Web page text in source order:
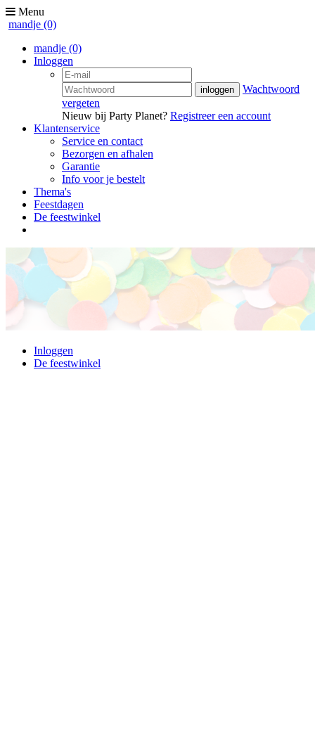
Menu
mandje (0)
mandje (0)
Inloggen
Wachtwoord
vergeten
Nieuw bij Party Planet? Registreer een account
Klantenservice
Service en contact
Bezorgen en afhalen
Garantie
Info voor je bestelt
Thema's
Feestdagen
De feestwinkel
Inloggen
De feestwinkel